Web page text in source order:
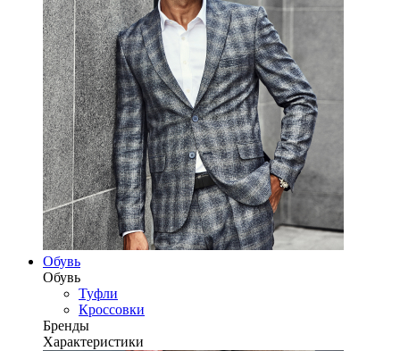
Обувь
Обувь
Туфли
Кроссовки
Бренды
Характеристики